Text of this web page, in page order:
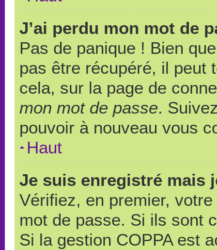
J’ai perdu mon mot de
Pas de panique ! Bien
pas être récupéré, il peut
cela, sur la page de
mon mot de passe.
pouvoir à nouveau vous
Haut
Je suis enregistré mais
Vérifiez, en premier,
mot de passe. Si ils sont
Si la gestion COPPA est